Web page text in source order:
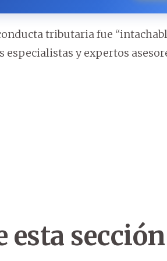
tributaria fue
y expertos
esta sección